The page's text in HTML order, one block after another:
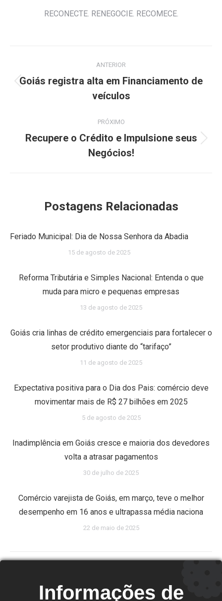
RECONECTE. RENEGOCIE. RECOMECE.
de
post:
ANTERIOR
Post
anterior:
Goiás registra alta em Financiamento de
veículos
PRÓXIMO
Próximo
post:
Recupere o Crédito e Impulsione seus
Negócios!
Postagens Relacionadas
Feriado Municipal: Dia de Nossa Senhora da Abadia
15 de agosto de 2025
Reforma Tributária e Simples Nacional: Entenda o que
muda para micro e pequenas empresas
13 de agosto de 2025
Goiás cria linhas de crédito emergenciais para fortalecer o
setor produtivo diante do “tarifaço”
11 de agosto de 2025
Expectativa positiva para o Dia dos Pais: comércio deve
movimentar mais de R$ 27 bilhões em 2025
5 de agosto de 2025
Inadimplência em Goiás cresce e maioria dos devedores
volta a atrasar pagamentos
30 de julho de 2025
Comércio varejista de Goiás, em março, teve o melhor
desempenho em 16 anos e ultrapassa média naciona
22 de maio de 2025
Informações de